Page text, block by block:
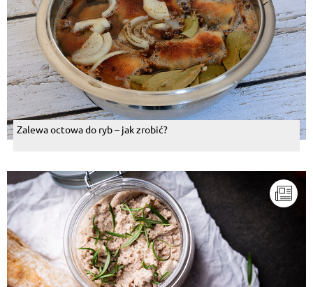
Zalewa octowa do ryb – jak zrobić?